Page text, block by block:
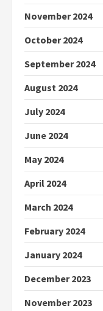
November 2024
October 2024
September 2024
August 2024
July 2024
June 2024
May 2024
April 2024
March 2024
February 2024
January 2024
December 2023
November 2023